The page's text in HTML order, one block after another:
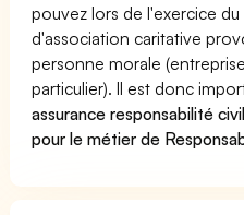
pouvez lors de l'exercice
d'association caritative
personne morale
particulier). Il est donc
assurance responsabilité
pour le métier de